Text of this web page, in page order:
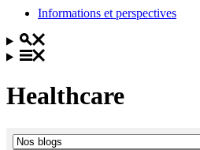
Informations et perspectives
Healthcare